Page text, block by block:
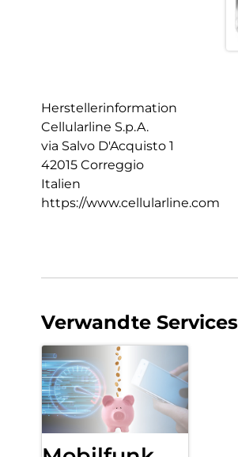
Herstellerinformation
Cellularline S.p.A.
via Salvo D'Acquisto 1
42015 Correggio
Italien
https://www.cellularline.com
Verwandte Services